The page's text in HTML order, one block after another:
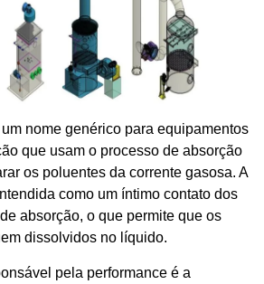
nome genérico para equipamentos
que usam o processo de absorção
os poluentes da corrente gasosa. A
como um íntimo contato dos
absorção, o que permite que os
dissolvidos no líquido.
pela performance é a